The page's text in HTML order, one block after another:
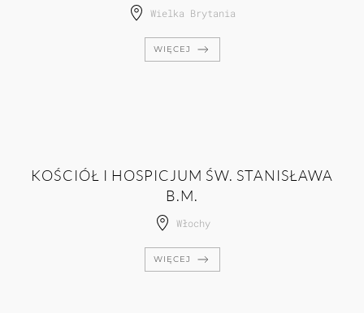
Wielka Brytania
WIĘCEJ
KOŚCIÓŁ I HOSPICJUM ŚW. STANISŁAWA
B.M.
Włochy
WIĘCEJ